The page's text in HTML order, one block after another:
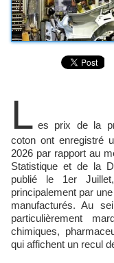
L es prix de la
coton ont enregistré
2026 par rapport au
Statistique et de la
publié le 1er
principalement par
manufacturés. Au
particulièrement
chimiques,
qui affichent un recul